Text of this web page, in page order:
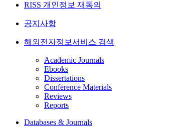
RISS 개인정보 재동의
공지사항
해외전자정보서비스 검색
Academic Journals
Ebooks
Dissertations
Conference Materials
Reviews
Reports
Databases & Journals